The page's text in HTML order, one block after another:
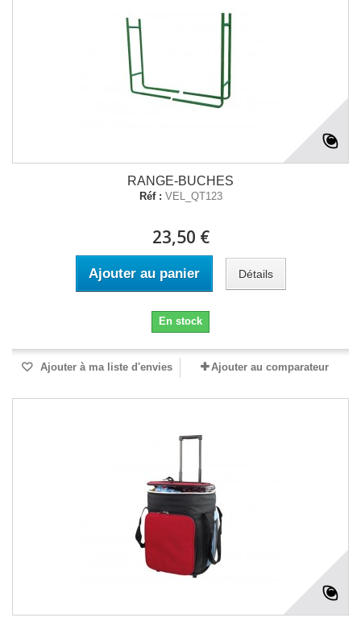
RANGE-BUCHES
Réf : VEL_QT123
23,50 €
Ajouter au panier Détails
En stock
Ajouter à ma liste d'envies Ajouter au comparateur